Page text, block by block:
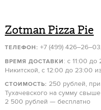
Zotman Pizza Pie
ТЕЛЕФОН: +7 (499)
ВРЕМЯ ДОСТАВКИ : c 11:00 до
Никитской, c 12:00 до 23:00
СТОИМОСТЬ: 250 рублей,
Тухачевского на сумму свыше
2 500 рублей — бесплатно